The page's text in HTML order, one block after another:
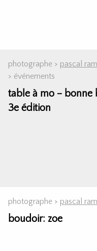
photographe > pascal
> événements
table à mo – bonne
3e édition
photographe > pascal
boudoir: zoe